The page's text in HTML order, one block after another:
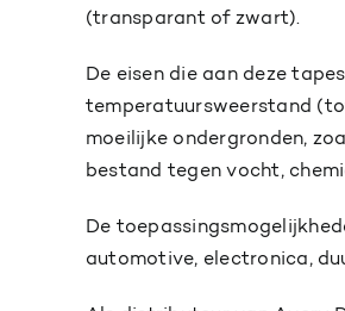
(transparant of zwart).
De eisen die aan deze
temperatuursweerstand
moeilijke ondergronden,
bestand tegen vocht,
De
automotive, electronica,